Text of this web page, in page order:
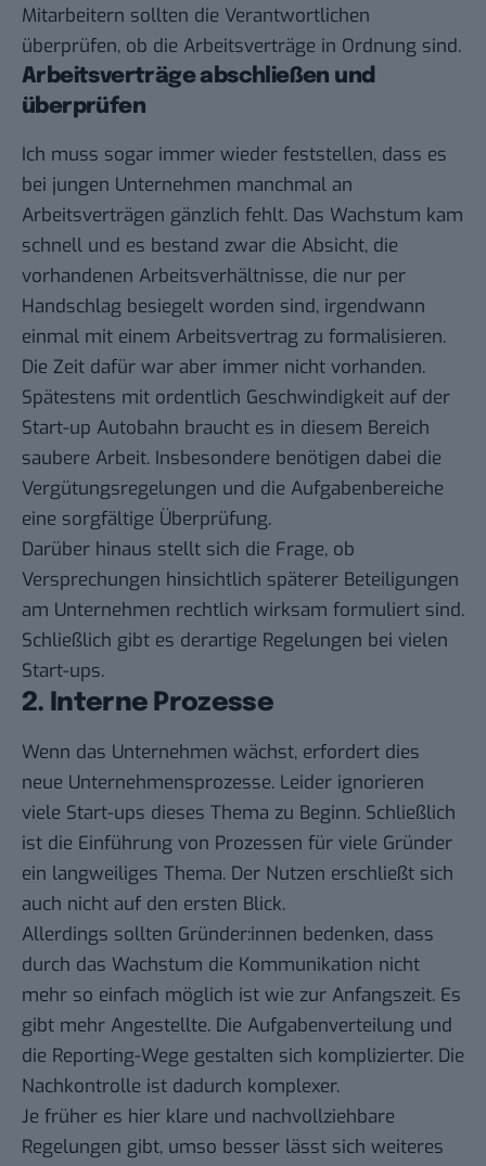
Mitarbeitern sollten die Verantwortlichen
überprüfen, ob die Arbeitsverträge in Ordnung sind.
Arbeitsverträge abschließen und
überprüfen
Ich muss sogar immer wieder feststellen, dass es
bei jungen Unternehmen manchmal an
Arbeitsverträgen gänzlich fehlt. Das Wachstum kam
schnell und es bestand zwar die Absicht, die
vorhandenen Arbeitsverhältnisse, die nur per
Handschlag besiegelt worden sind, irgendwann
einmal mit einem Arbeitsvertrag zu formalisieren.
Die Zeit dafür war aber immer nicht vorhanden.
Spätestens mit ordentlich Geschwindigkeit auf der
Start-up Autobahn braucht es in diesem Bereich
saubere Arbeit. Insbesondere benötigen dabei die
Vergütungsregelungen und die Aufgabenbereiche
eine sorgfältige Überprüfung.
Darüber hinaus stellt sich die Frage, ob
Versprechungen hinsichtlich späterer Beteiligungen
am Unternehmen rechtlich wirksam formuliert sind.
Schließlich gibt es derartige Regelungen bei vielen
Start-ups.
2. Interne Prozesse
Wenn das Unternehmen wächst, erfordert dies
neue Unternehmensprozesse. Leider ignorieren
viele Start-ups dieses Thema zu Beginn. Schließlich
ist die Einführung von Prozessen für viele Gründer
ein langweiliges Thema. Der Nutzen erschließt sich
auch nicht auf den ersten Blick.
Allerdings sollten Gründer:innen bedenken, dass
durch das Wachstum die Kommunikation nicht
mehr so einfach möglich ist wie zur Anfangszeit. Es
gibt mehr Angestellte. Die Aufgabenverteilung und
die Reporting-Wege gestalten sich komplizierter. Die
Nachkontrolle ist dadurch komplexer.
Je früher es hier klare und nachvollziehbare
Regelungen gibt, umso besser lässt sich weiteres